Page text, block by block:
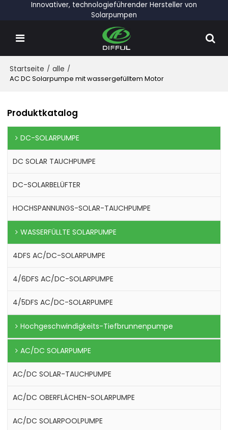
Innovativer, technologieführender Hersteller von
Solarpumpen
Startseite / alle /
AC DC Solarpumpe mit wassergefülltem Motor
Produktkatalog
DC-SOLARPUMPE
DC SOLAR TAUCHPUMPE
DC-SOLARBELÜFTER
HOCHSPANNUNGS-SOLAR-TAUCHPUMPE
WASSERFÜLLTE SOLARPUMPE
4DFS AC/DC-SOLARPUMPE
4/6DFS AC/DC-SOLARPUMPE
4/5DFS AC/DC-SOLARPUMPE
Hochgeschwindigkeits-Tiefbrunnenpumpe
AC/DC SOLARPUMPE
AC/DC SOLAR-TAUCHPUMPE
AC/DC OBERFLÄCHEN-SOLARPUMPE
AC/DC SOLARPOOLPUMPE